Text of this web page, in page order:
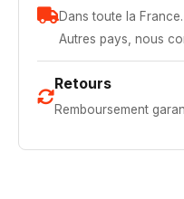
Dans toute la France.
Autres pays, nous
Retours
Remboursement